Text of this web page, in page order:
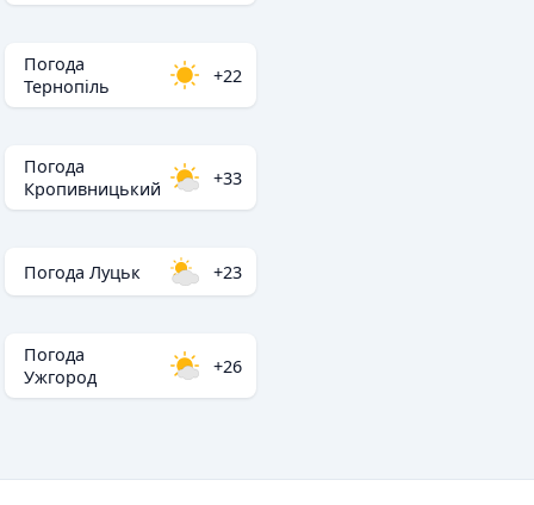
Погода
Тернопіль
+22
Погода
Кропивницький
+33
Погода Луцьк +23
Погода
Ужгород
+26